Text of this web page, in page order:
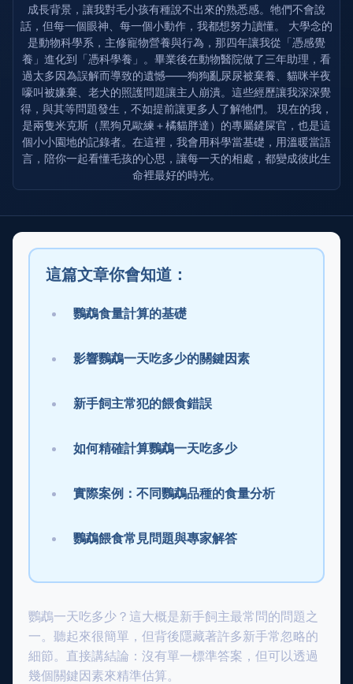
成長背景，讓我對毛小孩有種說不出來的熟悉感。牠們不會說
話，但每一個眼神、每一個小動作，我都想努力讀懂。 大學念的
是動物科學系，主修寵物營養與行為，那四年讓我從「憑感覺
養」進化到「憑科學養」。畢業後在動物醫院做了三年助理，看
過太多因為誤解而導致的遺憾——狗狗亂尿尿被棄養、貓咪半夜
嚎叫被嫌棄、老犬的照護問題讓主人崩潰。這些經歷讓我深深覺
得，與其等問題發生，不如提前讓更多人了解牠們。 現在的我，
是兩隻米克斯（黑狗兄歐練＋橘貓胖達）的專屬鏟屎官，也是這
個小小園地的記錄者。在這裡，我會用科學當基礎，用溫暖當語
言，陪你一起看懂毛孩的心思，讓每一天的相處，都變成彼此生
命裡最好的時光。
這篇文章你會知道：
鸚鵡食量計算的基礎
影響鸚鵡一天吃多少的關鍵因素
新手飼主常犯的餵食錯誤
如何精確計算鸚鵡一天吃多少
實際案例：不同鸚鵡品種的食量分析
鸚鵡餵食常見問題與專家解答
鸚鵡一天吃多少？這大概是新手飼主最常問的問題之
一。聽起來很簡單，但背後隱藏著許多新手常忽略的
細節。直接講結論：沒有單一標準答案，但可以透過
幾個關鍵因素來精準估算。